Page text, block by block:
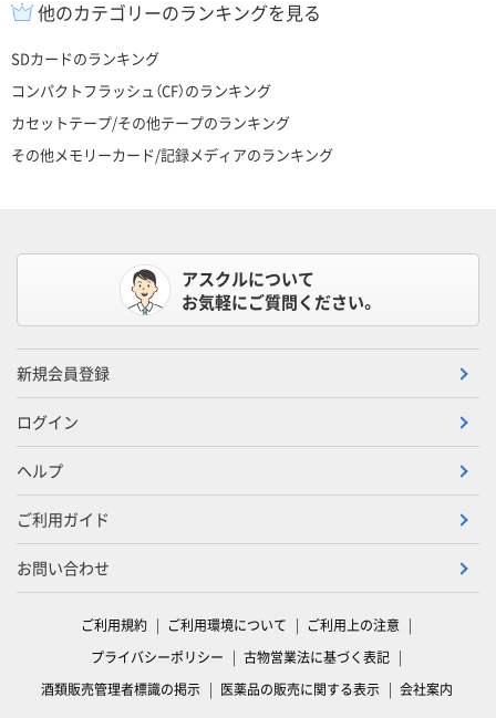
他のカテゴリーのランキングを見る
SDカードのランキング
コンパクトフラッシュ（CF）のランキング
カセットテープ/その他テープのランキング
その他メモリーカード/記録メディアのランキング
アスクルについて
お気軽にご質問ください。
新規会員登録
ログイン
ヘルプ
ご利用ガイド
お問い合わせ
ご利用規約 ご利用環境について
ご利用上の注意
プライバシーポリシー
古物営業法に基づく表記
酒類販売管理者標識の掲示
医薬品の販売に関する表示 会社案内